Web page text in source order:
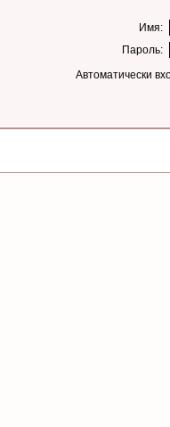
Имя:
Пароль:
Автоматически